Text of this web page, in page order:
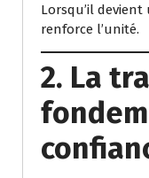
Lorsqu’il
renforce l’unité.
2. La